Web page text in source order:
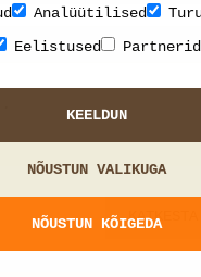
KATKESTA
Analüütilised
Eelistused
Partnerid
KEELDUN
NÕUSTUN VALIKUGA
NÕUSTUN KÕIGEDA